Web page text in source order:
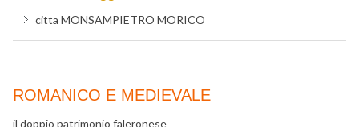
citta MONSAMPIETRO MORICO
ROMANICO E MEDIEVALE
il doppio patrimonio faleronese